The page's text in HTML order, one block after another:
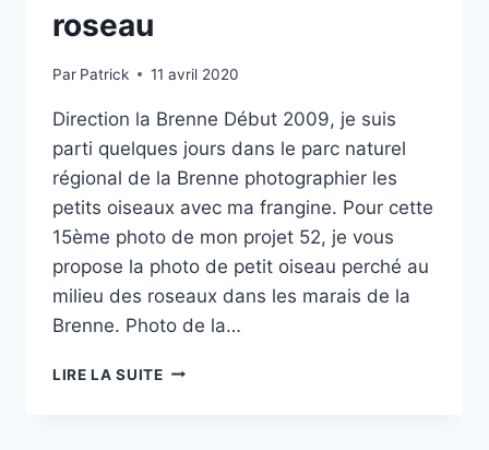
roseau
Par Patrick 11 avril 2020
Direction la Brenne Début 2009, je suis
parti quelques jours dans le parc naturel
régional de la Brenne photographier les
petits oiseaux avec ma frangine. Pour cette
15ème photo de mon projet 52, je vous
propose la photo de petit oiseau perché au
milieu des roseaux dans les marais de la
Brenne. Photo de la…
LIRE LA SUITEPROJET